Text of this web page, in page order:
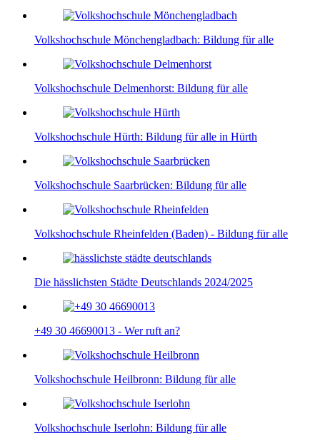
Volkshochschule Mönchengladbach: Bildung für alle
Volkshochschule Delmenhorst: Bildung für alle
Volkshochschule Hürth: Bildung für alle in Hürth
Volkshochschule Saarbrücken: Bildung für alle
Volkshochschule Rheinfelden (Baden) - Bildung für alle
Die hässlichsten Städte Deutschlands 2024/2025
+49 30 46690013 - Wer ruft an?
Volkshochschule Heilbronn: Bildung für alle
Volkshochschule Iserlohn: Bildung für alle